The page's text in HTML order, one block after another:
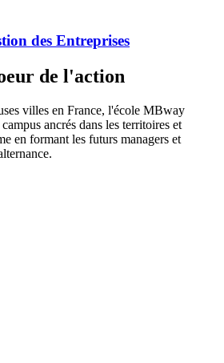
des Entreprises
de l'action
villes en France, l'école MBway
ancrés dans les territoires et
en formant les futurs managers et